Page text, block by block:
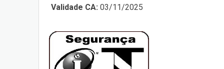
Validade CA: 03/11/2025